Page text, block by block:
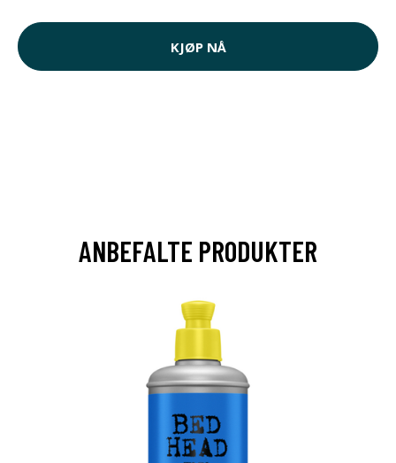
KJØP NÅ
ANBEFALTE PRODUKTER